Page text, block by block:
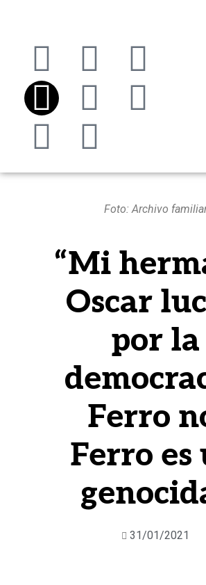
Foto: Archivo
“Mi
Oscar
por la
Ferro
Ferro es
31/01/2021